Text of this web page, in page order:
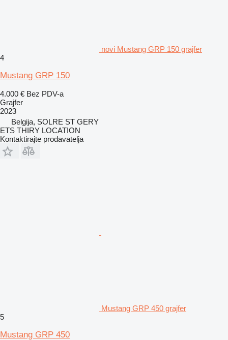
novi Mustang GRP 150 grajfer
4
Mustang GRP 150
4.000 € Bez PDV-a
Grajfer
2023
Belgija, SOLRE ST GERY
ETS THIRY LOCATION
Kontaktirajte prodavatelja
Mustang GRP 450 grajfer
5
Mustang GRP 450